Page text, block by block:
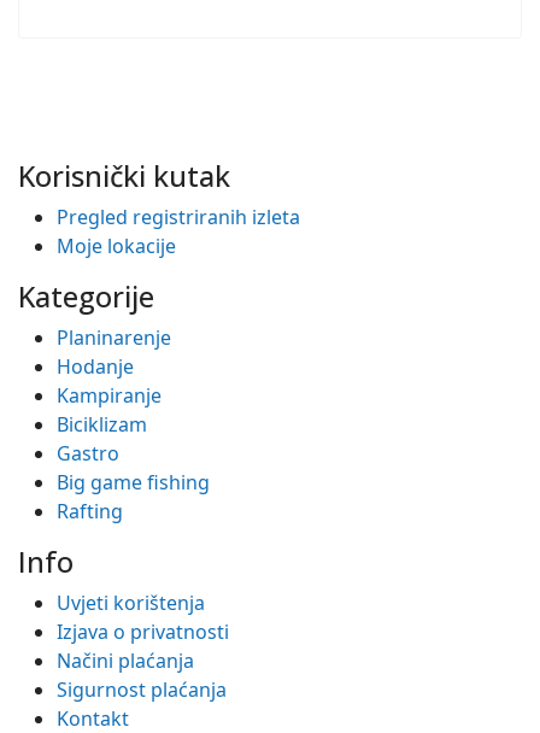
Korisnički kutak
Pregled registriranih izleta
Moje lokacije
Kategorije
Planinarenje
Hodanje
Kampiranje
Biciklizam
Gastro
Big game fishing
Rafting
Info
Uvjeti korištenja
Izjava o privatnosti
Načini plaćanja
Sigurnost plaćanja
Kontakt